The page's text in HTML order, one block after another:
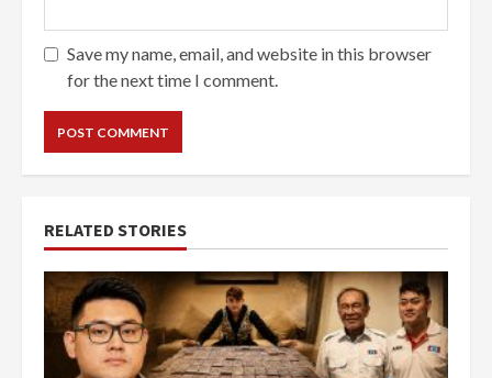
Save my name, email, and website in this browser
for the next time I comment.
RELATED STORIES